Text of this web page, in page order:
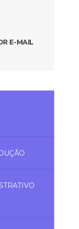
E-MAIL